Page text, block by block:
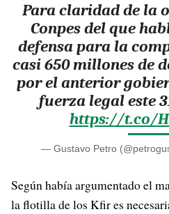
Para claridad de la
Conpes del que
defensa para la
casi 650 millones de
por el anterior
fuerza legal este
https://t.co/
— Gustavo Petro
Según había argumentado el
la flotilla de los Kfir es